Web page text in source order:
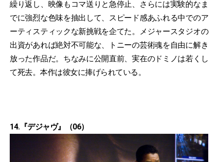
繰り返し、映像もコマ送りと急停止、さらには実験的なま
でに強烈な色味を抽出して、スピード感あふれる中でのア
ーティスティックな新挑戦を企てた。メジャースタジオの
出資があれば絶対不可能な、トニーの芸術魂を自由に解き
放った作品だ。ちなみに公開直前、実在のドミノは若くし
て死去。本作は彼女に捧げられている。
14.『デジャヴ』（06）